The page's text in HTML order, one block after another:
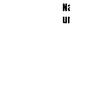
un